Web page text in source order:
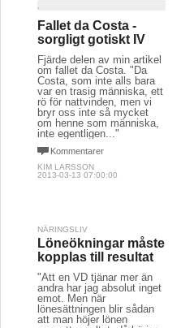
Fallet da Costa -
sorgligt gotiskt IV
Fjärde delen av min artikel
om fallet da Costa. "Da
Costa, som inte alls bara
var en trasig människa, ett
rö för nattvinden, men vi
bryr oss inte så mycket
om henne som människa,
inte egentligen..."
Kommentarer
KIM LARSSON
2013-03-13 07:00:00
NÄRINGSLIV
Löneökningar måste
kopplas till resultat
"Att en VD tjänar mer än
andra har jag absolut inget
emot. Men när
lönesättningen blir sådan
att man höjer lönen